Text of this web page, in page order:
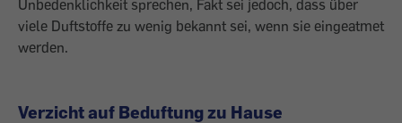
Unbedenklichkeit sprechen, Fakt sei jedoch, dass über
viele Duftstoffe zu wenig bekannt sei, wenn sie eingeatmet
werden.
Verzicht auf Beduftung zu Hause